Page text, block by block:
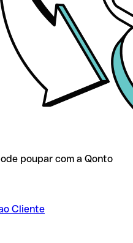
poupar com a Qonto
Cliente